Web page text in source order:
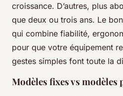
croissance. D’autres, plus
que deux ou trois ans. Le
qui combine fiabilité,
pour que votre équipement
gestes simples font toute la
Modèles fixes vs modèles